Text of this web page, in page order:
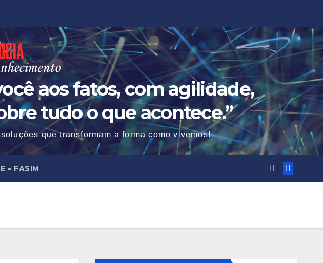
aos fatos, com agilidade,
tudo o que acontece.”
que transformam a forma como vivemos!
– FASIM